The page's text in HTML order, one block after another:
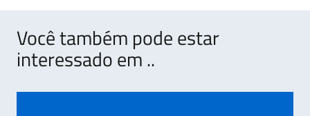
Você também pode estar
interessado em ..